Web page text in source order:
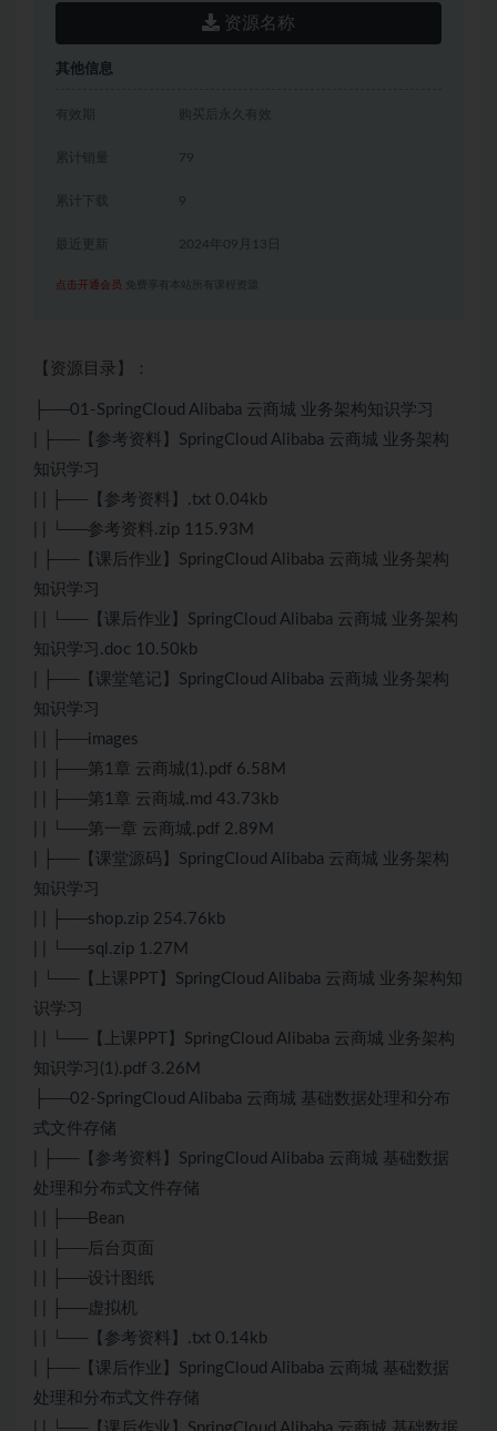
资源名称
其他信息
有效期 购买后永久有效
累计销量 79
累计下载 9
2024年09月13日
点击开通会员 免费享有本站所有课程资源
【资源目录】：
├──01-SpringCloud Alibaba 云商城 业务架构知识学习
| ├──【参考资料】SpringCloud Alibaba 云商城 业务架构
知识学习
| | ├──【参考资料】.txt 0.04kb
| | └──参考资料.zip 115.93M
| ├──【课后作业】SpringCloud Alibaba 云商城 业务架构
知识学习
| | └──【课后作业】SpringCloud Alibaba 云商城 业务架构
知识学习.doc 10.50kb
| ├──【课堂笔记】SpringCloud Alibaba 云商城 业务架构
知识学习
| | ├──images
| | ├──第1章 云商城(1).pdf 6.58M
| | ├──第1章 云商城.md 43.73kb
| | └──第一章 云商城.pdf 2.89M
| ├──【课堂源码】SpringCloud Alibaba 云商城 业务架构
知识学习
| | ├──shop.zip 254.76kb
| | └──sql.zip 1.27M
| └──【上课PPT】SpringCloud Alibaba 云商城 业务架构知
识学习
| | └──【上课PPT】SpringCloud Alibaba 云商城 业务架构
知识学习(1).pdf 3.26M
├──02-SpringCloud Alibaba 云商城 基础数据处理和分布
式文件存储
| ├──【参考资料】SpringCloud Alibaba 云商城 基础数据
处理和分布式文件存储
| | ├──Bean
| | ├──后台页面
| | ├──设计图纸
| | ├──虚拟机
| | └──【参考资料】.txt 0.14kb
| ├──【课后作业】SpringCloud Alibaba 云商城 基础数据
处理和分布式文件存储